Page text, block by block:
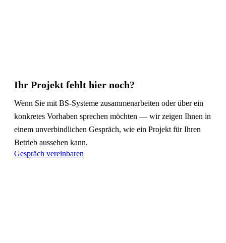
Ihr Projekt fehlt hier noch?
Wenn Sie mit BS-Systeme zusammenarbeiten oder über ein
konkretes Vorhaben sprechen möchten — wir zeigen Ihnen in
einem unverbindlichen Gespräch, wie ein Projekt für Ihren
Betrieb aussehen kann.
Gespräch vereinbaren